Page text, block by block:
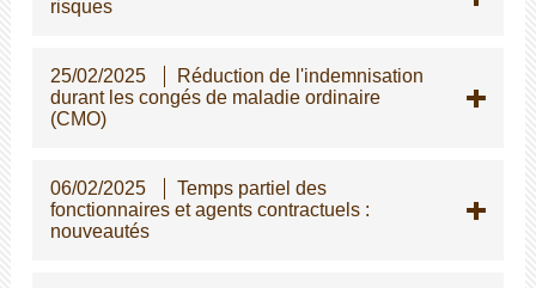
risques
25/02/2025
Réduction de l'indemnisation
durant les congés de maladie ordinaire
(CMO)
06/02/2025
Temps partiel des
fonctionnaires et agents contractuels :
nouveautés